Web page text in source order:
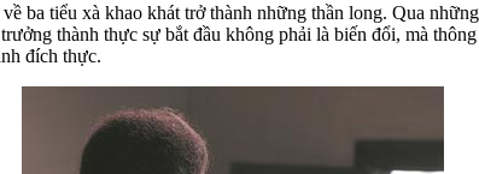
ba tiểu xà khao khát trở thành những thần long. Qua
thành thực sự bắt đầu không phải là biến đổi, mà
đích thực.